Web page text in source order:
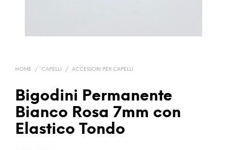
HOME / CAPELLI / ACCESSORI PER CAPELLI
Bigodini Permanente
Bianco Rosa 7mm con
Elastico Tondo